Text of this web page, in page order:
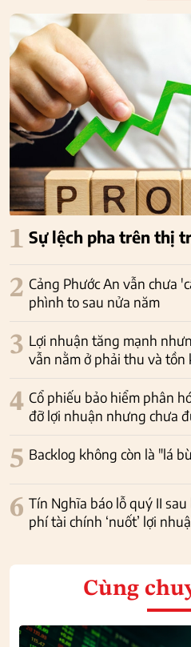
1 Sự lệch pha trên thị
2 Cảng Phước An vẫn chưa
phình to sau nửa năm
3 Lợi nhuận tăng mạnh
vẫn nằm ở phải thu và tồn
4 Cổ phiếu bảo hiểm phân
đỡ lợi nhuận nhưng chưa
5 Backlog không còn là "lá
6 Tín Nghĩa báo lỗ quý II
phí tài chính ‘nuốt’ lợi
Cùng